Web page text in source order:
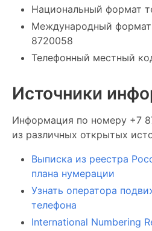
Национальный формат
Международный формат
8720058
Телефонный местный
Источники
Информация по номеру +7
из различных открытых
Выписка из реестра
плана нумерации
Узнать оператора
телефона
International Numbering